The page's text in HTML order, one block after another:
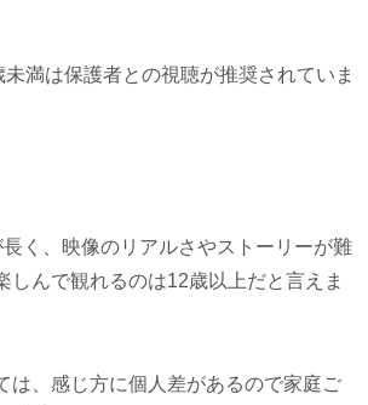
満は保護者との視聴が推奨されていま
く、映像のリアルさやストーリーが難
しんで観れるのは12歳以上だと言えま
は、感じ方に個人差があるので家庭ご